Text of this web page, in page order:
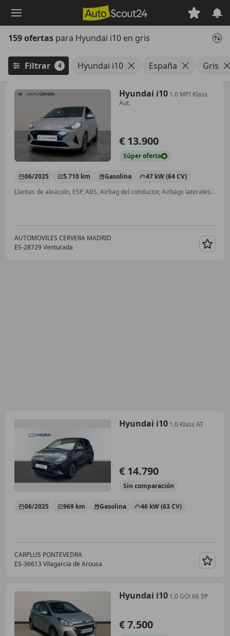
principal
159 ofertas para Hyundai i10 en gris
Filtrar 4 Hyundai i10 España Gris
Hyundai i10 1.0 MPI Klass
Aut.
€ 13.900
Súperoferta
06/2025 5.710 km Gasolina
47 kW (64 CV)
Llantas de aleación, ESP, ABS, Airbag del conductor, Airbags laterales, Cierre centralizado, Volante multifunción, Aire Acondicionado
AUTOMOVILES CERVERA MADRID
ES-28729 Venturada
Hyundai i10 1.0 Klass AT
€ 14.790
Sin comparación
06/2025 969 km Gasolina 46 kW (63 CV)
CARPLUS PONTEVEDRA
ES-36613 Vilagarcía de Arousa
Hyundai i10 1.0 GO! 66 5P
€ 7.500